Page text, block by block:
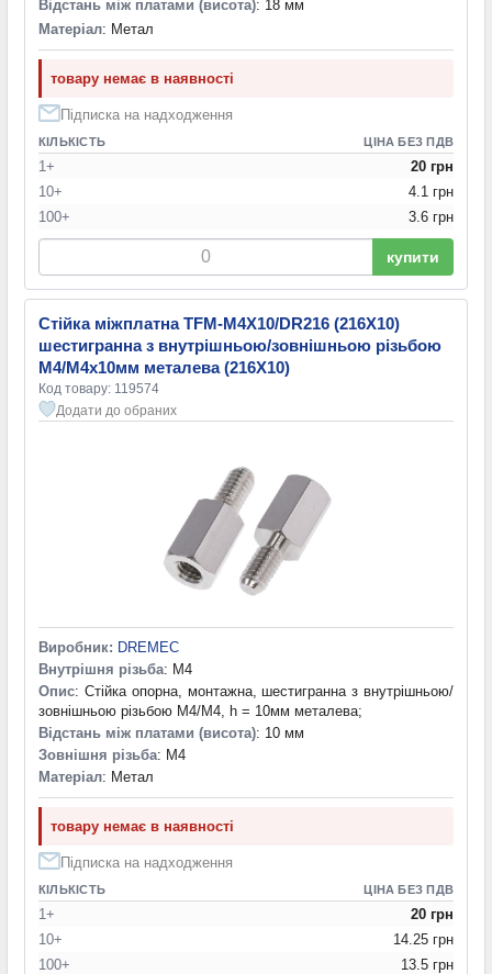
Відстань між платами (висота): 18 мм
Матеріал: Метал
товару немає в наявності
Підписка на надходження
КІЛЬКІСТЬ ЦІНА БЕЗ ПДВ
1+
20 грн
10+
4.1 грн
100+
3.6 грн
купити
Стійка міжплатна TFM-M4X10/DR216 (216X10)
шестигранна з внутрішньою/зовнішньою різьбою
М4/М4х10мм металева (216X10)
Код товару: 119574
Додати до обраних
Виробник: DREMEC
Внутрішня різьба: M4
Опис: Стійка опорна, монтажна, шестигранна з внутрішньою/
зовнішньою різьбою М4/М4, h = 10мм металева;
Відстань між платами (висота): 10 мм
Зовнішня різьба: M4
Матеріал: Метал
товару немає в наявності
Підписка на надходження
КІЛЬКІСТЬ ЦІНА БЕЗ ПДВ
1+
20 грн
10+
14.25 грн
100+
13.5 грн